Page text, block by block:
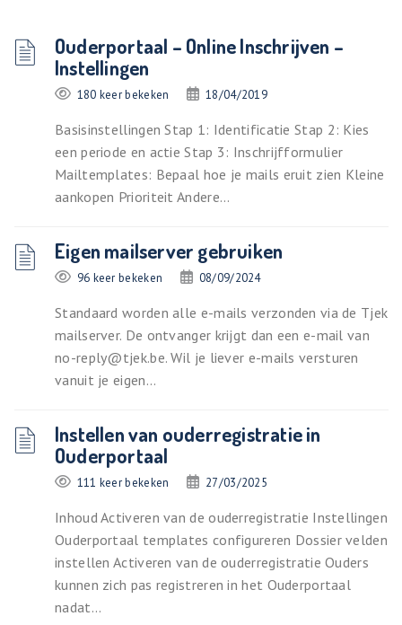
Ouderportaal – Online Inschrijven –
Instellingen
180 keer bekeken 18/04/2019
Basisinstellingen Stap 1: Identificatie Stap 2: Kies
een periode en actie Stap 3: Inschrijfformulier
Mailtemplates: Bepaal hoe je mails eruit zien Kleine
aankopen Prioriteit Andere...
Eigen mailserver gebruiken
96 keer bekeken 08/09/2024
Standaard worden alle e-mails verzonden via de Tjek
mailserver. De ontvanger krijgt dan een e-mail van
no-reply@tjek.be. Wil je liever e-mails versturen
vanuit je eigen...
Instellen van ouderregistratie in
Ouderportaal
111 keer bekeken 27/03/2025
Inhoud Activeren van de ouderregistratie Instellingen
Ouderportaal templates configureren Dossier velden
instellen Activeren van de ouderregistratie Ouders
kunnen zich pas registreren in het Ouderportaal
nadat...